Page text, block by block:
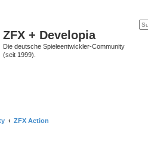
ZFX + Developia
Die deutsche Spieleentwickler-Community
(seit 1999).
ZFX Action